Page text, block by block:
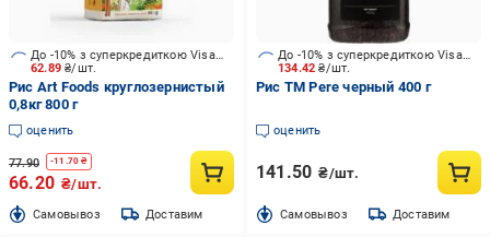
62.89₴/шт.
До -10% з суперкредиткою Visa Вигода
Рис Art Foods круглозернистый
0,8кг 800 г
оценить
77.90 -11.70 ₴
66.20 ₴/шт.
Cамовывоз Доставим
134.42₴/шт.
До -10% з суперкредиткою Visa Вигода
Рис TM Pere черный 400 г
оценить
141.50 ₴/шт.
Cамовывоз Доставим